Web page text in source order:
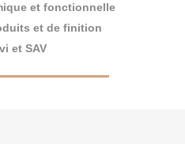
et fonctionnelle
et de finition
et SAV